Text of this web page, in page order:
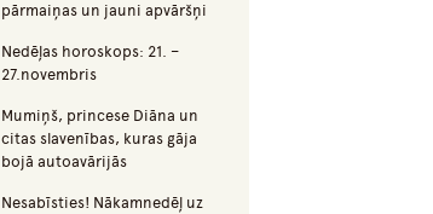
pārmaiņas un jauni apvāršņi
Nedēļas horoskops: 21. –
27.novembris
Mumiņš, princese Diāna un
citas slavenības, kuras gāja
bojā autoavārijās
Nesabīsties! Nākamnedēļ uz